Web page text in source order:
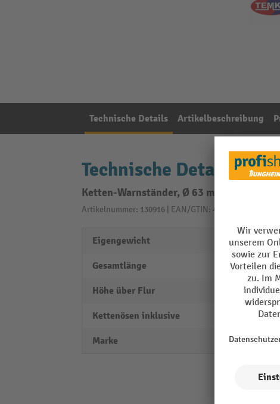
Technische Details Artikelbeschreibung
Technische Details
Ketten-Warnständer, Ø 63 mm, rot, 2 Stk/
Artikelnummer: 130916 | EAN/GTIN: 4250410140124
Eigengewicht 4,5 kg
Gesamtlänge 1000 mm
Höhe über Flur 1000 mm
Kettenösen inklusive
Marke TEMKA